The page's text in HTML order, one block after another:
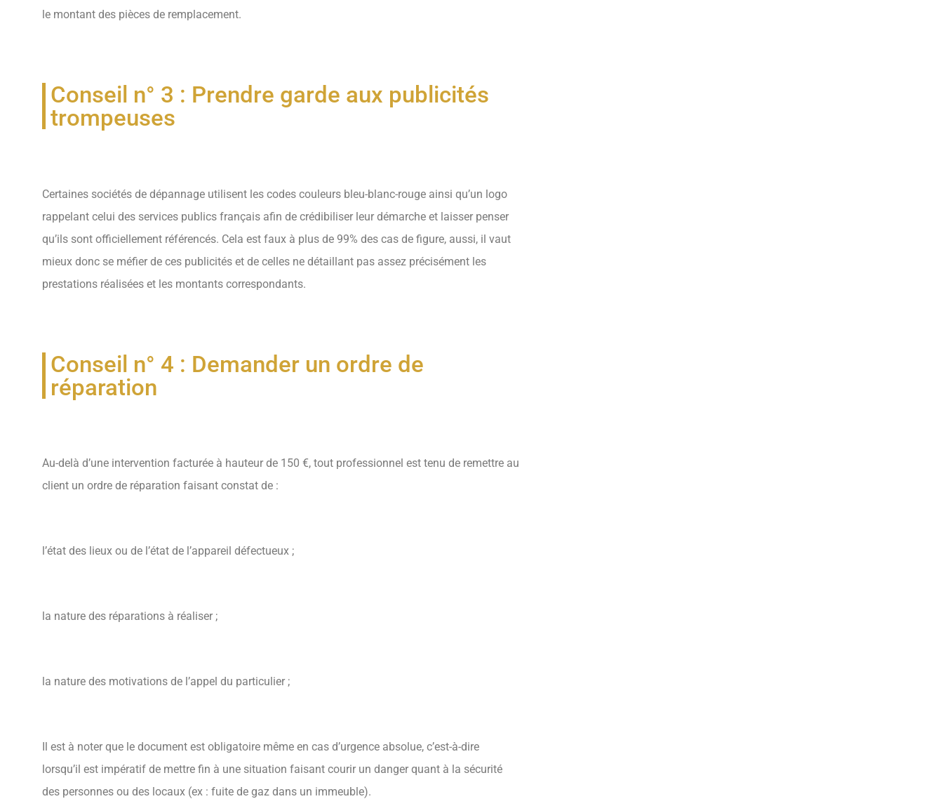
le montant des pièces de remplacement.
Conseil n° 3 : Prendre garde aux publicités
trompeuses
Certaines sociétés de dépannage utilisent les codes couleurs bleu-blanc-rouge ainsi qu’un logo
rappelant celui des services publics français afin de crédibiliser leur démarche et laisser penser
qu’ils sont officiellement référencés. Cela est faux à plus de 99% des cas de figure, aussi, il vaut
mieux donc se méfier de ces publicités et de celles ne détaillant pas assez précisément les
prestations réalisées et les montants correspondants.
Conseil n° 4 : Demander un ordre de
réparation
Au-delà d’une intervention facturée à hauteur de 150 €, tout professionnel est tenu de remettre au
client un ordre de réparation faisant constat de :
l’état des lieux ou de l’état de l’appareil défectueux ;
la nature des réparations à réaliser ;
la nature des motivations de l’appel du particulier ;
Il est à noter que le document est obligatoire même en cas d’urgence absolue, c’est-à-dire
lorsqu’il est impératif de mettre fin à une situation faisant courir un danger quant à la sécurité
des personnes ou des locaux (ex : fuite de gaz dans un immeuble).